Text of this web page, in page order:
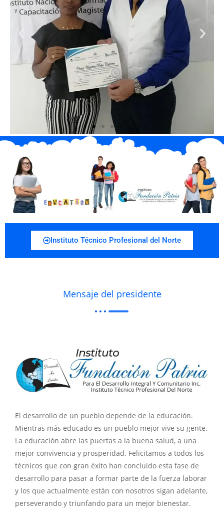
Instituto Técnico Profesional del Norte
Mensaje del presidente
El desarrollo de un pueblo depende de la educación.
Mientras más educado es un pueblo mejor vive su gente.
La educación abre las puertas a la buena salud, a una
mejor convivencia y prosperidad. Felicitamos a todos los
técnicos que con gran éxito han concluido esta fase de
desarrollo para pasar a formar parte de la fuerza laborar
y los que actualmente están con nosotros sigan adelante,
perseverando y triunfando para un mejor bienestar.